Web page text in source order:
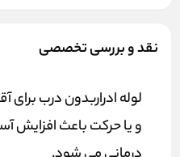
نقد و بررسی تخصصی
لوله ادراربدون درب برای
و یا حرکت باعث افزایش